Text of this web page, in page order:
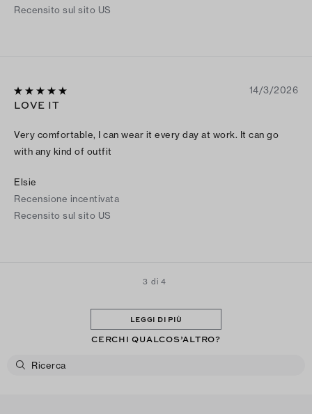
Recensito sul sito US
14/3/2026
LOVE IT
Very comfortable, I can wear it every day at work. It can go
with any kind of outfit
Elsie
Recensione incentivata
Recensito sul sito US
3 di 4
LEGGI DI PIÙ
CERCHI QUALCOS’ALTRO?